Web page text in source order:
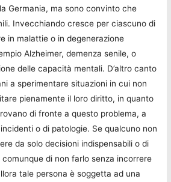
Germania, ma sono convinto che
Invecchiando cresce per ciascuno di
in malattie o in degenerazione
Alzheimer, demenza senile, o
delle capacità mentali. D’altro canto
a sperimentare situazioni in cui non
pienamente il loro diritto, in quanto
di fronte a questo problema, a
o di patologie. Se qualcuno non
da solo decisioni indispensabili o di
di non farlo senza incorrere
tale persona è soggetta ad una